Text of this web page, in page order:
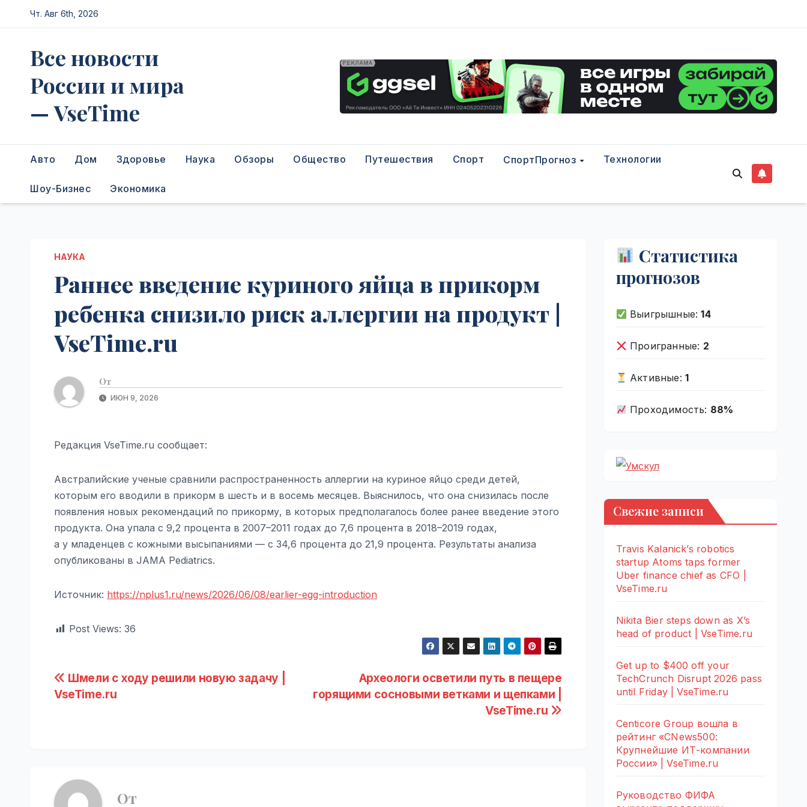
Перейти
к
Чт. Авг 6th, 2026
Все новости
России и мира
— VseTime
Авто Дом Здоровье Наука Обзоры Общество Путешествия Спорт СпортПрогноз Технологии
Шоу-Бизнес Экономика
НАУКА
Раннее введение куриного яйца в прикорм
ребенка снизило риск аллергии на продукт |
VseTime.ru
От
ИЮН 9, 2026
Редакция VseTime.ru сообщает:
Австралийские ученые сравнили распространенность аллергии на куриное яйцо среди детей,
которым его вводили в прикорм в шесть и в восемь месяцев. Выяснилось, что она снизилась после
появления новых рекомендаций по прикорму, в которых предполагалось более ранее введение этого
продукта. Она упала с 9,2 процента в 2007–2011 годах до 7,6 процента в 2018–2019 годах,
а у младенцев с кожными высыпаниями — с 34,6 процента до 21,9 процента. Результаты анализа
опубликованы в JAMA Pediatrics.
Источник: https://nplus1.ru/news/2026/06/08/earlier-egg-introduction
Post Views: 36
Навигация
по
Археологи осветили путь в пещере
горящими сосновыми ветками и щепками |
VseTime.ru
Шмели с ходу решили новую задачу |
VseTime.ru
От
Статистика
прогнозов
Выигрышные:14
Проигранные: 2
Активные: 1
Проходимость: 88%
Свежие записи
Travis Kalanick’s robotics
startup Atoms taps former
Uber finance chief as CFO |
VseTime.ru
Nikita Bier steps down as X’s
head of product | VseTime.ru
Get up to $400 off your
TechCrunch Disrupt 2026 pass
until Friday | VseTime.ru
Centicore Group вошла в
рейтинг «CNews500:
Крупнейшие ИТ-компании
России» | VseTime.ru
Руководство ФИФА